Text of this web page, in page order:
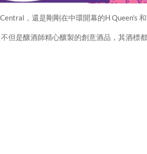
，還是剛剛在中環開幕的H Queen's
但是釀酒師精心釀製的創意酒品，其酒標